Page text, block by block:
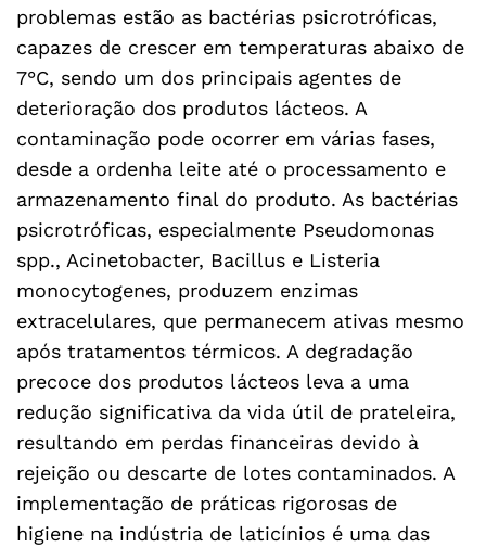
problemas estão as bactérias psicrotróficas,
capazes de crescer em temperaturas abaixo de
7°C, sendo um dos principais agentes de
deterioração dos produtos lácteos. A
contaminação pode ocorrer em várias fases,
desde a ordenha leite até o processamento e
armazenamento final do produto. As bactérias
psicrotróficas, especialmente Pseudomonas
spp., Acinetobacter, Bacillus e Listeria
monocytogenes, produzem enzimas
extracelulares, que permanecem ativas mesmo
após tratamentos térmicos. A degradação
precoce dos produtos lácteos leva a uma
redução significativa da vida útil de prateleira,
resultando em perdas financeiras devido à
rejeição ou descarte de lotes contaminados. A
implementação de práticas rigorosas de
higiene na indústria de laticínios é uma das